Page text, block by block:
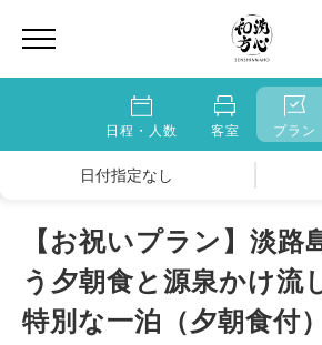
日程・人数 客室 プラン
日付指定なし
【お祝いプラン】淡路
う夕朝食と源泉かけ流
特別な一泊（夕朝食付）